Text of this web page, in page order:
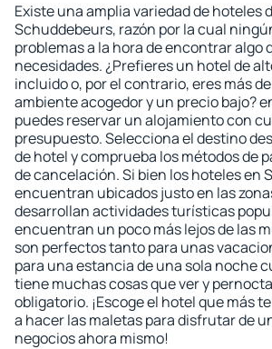
Existe una amplia variedad de hoteles
Schuddebeurs, razón por la cual
problemas a la hora de encontrar algo
necesidades. ¿Prefieres un hotel de
incluido o, por el contrario, eres más
ambiente acogedor y un precio bajo?
puedes reservar un alojamiento con
presupuesto. Selecciona el destino
de hotel y comprueba los métodos de
de cancelación. Si bien los hoteles en
encuentran ubicados justo en las
desarrollan actividades turísticas
encuentran un poco más lejos de las
son perfectos tanto para unas
para una estancia de una sola noche
tiene muchas cosas que ver y
obligatorio. ¡Escoge el hotel que más
a hacer las maletas para disfrutar de
negocios ahora mismo!